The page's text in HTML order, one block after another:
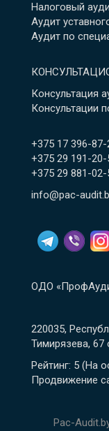
Налоговый
Аудит
Аудит по
Консультация
Консультации
+375 17 396-87-
+375 29 191-20-
+375 29 881-02-
info@pac-
ОДО
220035,
Тимирязева, 67
Рейтинг: 5 (На
Продвижение
Pac-